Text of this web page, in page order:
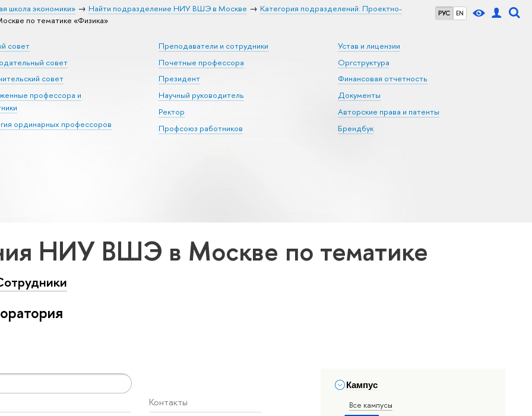
РУС EN
школа экономики» Найти подразделение НИУ ВШЭ в Москве
Категория подразделений: Проектно-
по тематике «Физика»
совет
совет
совет
профессора и
ординарных профессоров
Преподаватели и сотрудники
Почетные профессора
Президент
Научный руководитель
Ректор
Профсоюз работников
Устав и лицензии
Оргструктура
Финансовая отчетность
Документы
Авторские права и патенты
Брендбук
НИУ ВШЭ в Москве по тематике
Кампус
Все кампусы
Контакты